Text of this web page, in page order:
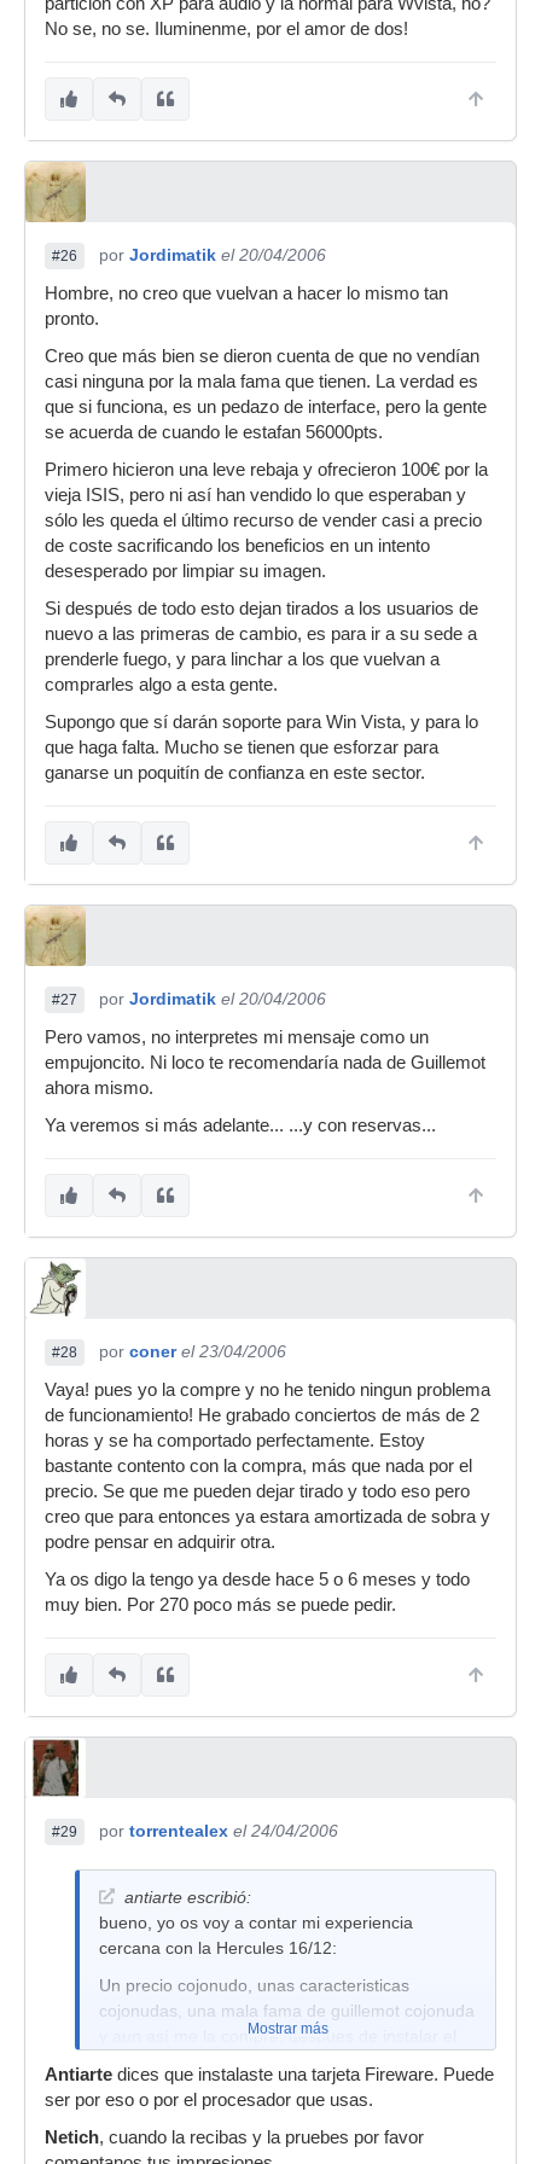
No se, no se. Iluminenme, por el amor de dos!
#26 por Jordimatik el 20/04/2006
Hombre, no creo que vuelvan a hacer lo mismo tan
pronto.
Creo que más bien se dieron cuenta de que no vendían
casi ninguna por la mala fama que tienen. La verdad es
que si funciona, es un pedazo de interface, pero la gente
se acuerda de cuando le estafan 56000pts.
Primero hicieron una leve rebaja y ofrecieron 100€ por la
vieja ISIS, pero ni así han vendido lo que esperaban y
sólo les queda el último recurso de vender casi a precio
de coste sacrificando los beneficios en un intento
desesperado por limpiar su imagen.
Si después de todo esto dejan tirados a los usuarios de
nuevo a las primeras de cambio, es para ir a su sede a
prenderle fuego, y para linchar a los que vuelvan a
comprarles algo a esta gente.
Supongo que sí darán soporte para Win Vista, y para lo
que haga falta. Mucho se tienen que esforzar para
ganarse un poquitín de confianza en este sector.
#27 por Jordimatik el 20/04/2006
Pero vamos, no interpretes mi mensaje como un
empujoncito. Ni loco te recomendaría nada de Guillemot
ahora mismo.
Ya veremos si más adelante... ...y con reservas...
#28 por coner el 23/04/2006
Vaya! pues yo la compre y no he tenido ningun problema
de funcionamiento! He grabado conciertos de más de 2
horas y se ha comportado perfectamente. Estoy
bastante contento con la compra, más que nada por el
precio. Se que me pueden dejar tirado y todo eso pero
creo que para entonces ya estara amortizada de sobra y
podre pensar en adquirir otra.
Ya os digo la tengo ya desde hace 5 o 6 meses y todo
muy bien. Por 270 poco más se puede pedir.
#29 por torrentealex el 24/04/2006
antiarte escribió:
bueno, yo os voy a contar mi experiencia
cercana con la Hercules 16/12:
Un precio cojonudo, unas caracteristicas
cojonudas, una mala fama de guillemot cojonuda
y aun así me la compré, despues de instalar el
instalé una tarjeta firewire, el ordenador desde
cero con Nuendo 2 y algún plugin que otro, sin
conectarlo a internete para evitar antivirus que
Mostrar más
Antiarte dices que instalaste una tarjeta Fireware. Puede
ser por eso o por el procesador que usas.
Netich, cuando la recibas y la pruebes por favor